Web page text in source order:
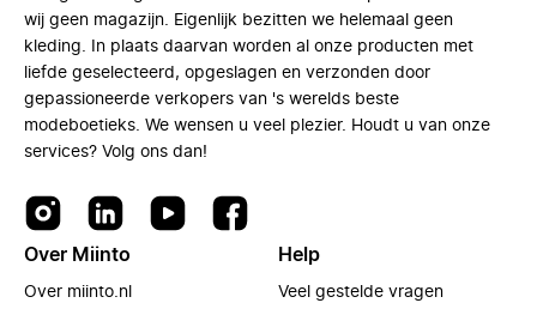
wij geen magazijn. Eigenlijk bezitten we helemaal geen
kleding. In plaats daarvan worden al onze producten met
liefde geselecteerd, opgeslagen en verzonden door
gepassioneerde verkopers van 's werelds beste
modeboetieks. We wensen u veel plezier. Houdt u van onze
services? Volg ons dan!
Over Miinto
Over miinto.nl
Help
Veel gestelde vragen